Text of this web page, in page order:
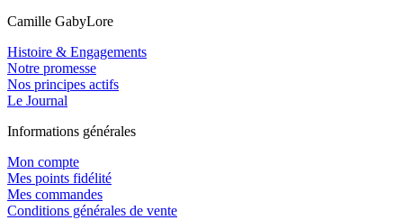
Camille GabyLore
Histoire & Engagements
Notre promesse
Nos principes actifs
Le Journal
Informations générales
Mon compte
Mes points fidélité
Mes commandes
Conditions générales de vente